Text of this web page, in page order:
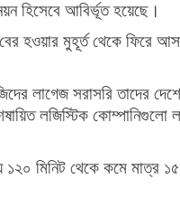
হিসেবে আবির্ভূত হয়েছে।
হওয়ার মুহূর্ত থেকে ফিরে
লাগেজ সরাসরি তাদের
লজিস্টিক কোম্পানিগুলো
মিনিট থেকে কমে মাত্র ১৫